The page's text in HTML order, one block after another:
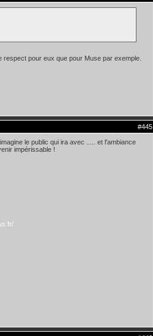
respect pour eux que pour Muse par exemple.
#445
le public qui ira avec ..... et l'ambiance
impérissable !